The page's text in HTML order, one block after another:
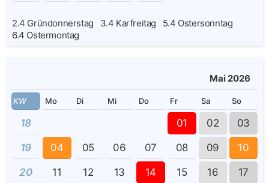
2.4 Gründonnerstag 3.4 Karfreitag 5.4 Ostersonntag
6.4 Ostermontag
Mai 2026
KW Mo Di Mi Do Fr Sa So
18 01 02 03
19 04 05 06 07 08 09 10
20 11 12 13 14 15 16 17